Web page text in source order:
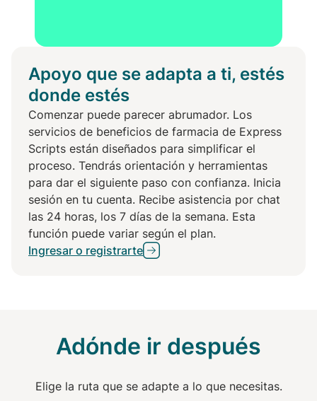
Apoyo que se adapta a ti, estés
donde estés
Comenzar puede parecer abrumador. Los
servicios de beneficios de farmacia de Express
Scripts están diseñados para simplificar el
proceso. Tendrás orientación y herramientas
para dar el siguiente paso con confianza. Inicia
sesión en tu cuenta. Recibe asistencia por chat
las 24 horas, los 7 días de la semana. Esta
función puede variar según el plan.
Ingresar o registrarte
Adónde ir después
Elige la ruta que se adapte a lo que necesitas.